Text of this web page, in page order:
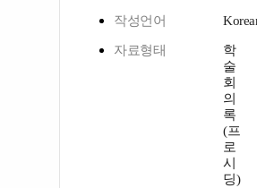
작성언어
자료형태
학
술
회
의
록
(프
로
시
딩)